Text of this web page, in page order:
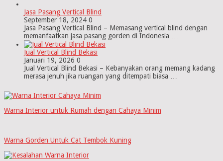
Jasa Pasang Vertical Blind
September 18, 2024 0
Jasa Pasang Vertical Blind – Memasang vertical blind dengan
memanfaatkan jasa pasang gorden di Indonesia …
Jual Vertical Blind Bekasi
Januari 19, 2026 0
Jual Vertical Blind Bekasi – Kebanyakan orang memang kadang
merasa jenuh jika ruangan yang ditempati biasa …
Warna Interior untuk Rumah dengan Cahaya Minim
Warna Gorden Untuk Cat Tembok Kuning